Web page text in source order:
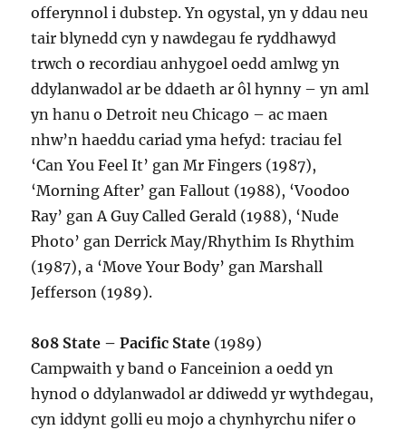
offerynnol i dubstep. Yn ogystal, yn y ddau neu
tair blynedd cyn y nawdegau fe ryddhawyd
trwch o recordiau anhygoel oedd amlwg yn
ddylanwadol ar be ddaeth ar ôl hynny – yn aml
yn hanu o Detroit neu Chicago – ac maen
nhw’n haeddu cariad yma hefyd: traciau fel
‘Can You Feel It’ gan Mr Fingers (1987),
‘Morning After’ gan Fallout (1988), ‘Voodoo
Ray’ gan A Guy Called Gerald (1988), ‘Nude
Photo’ gan Derrick May/Rhythim Is Rhythim
(1987), a ‘Move Your Body’ gan Marshall
Jefferson (1989).
808 State – Pacific State (1989)
Campwaith y band o Fanceinion a oedd yn
hynod o ddylanwadol ar ddiwedd yr wythdegau,
cyn iddynt golli eu mojo a chynhyrchu nifer o